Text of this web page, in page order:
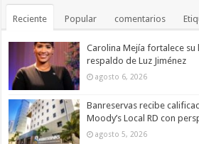
Reciente Popular comentarios
Carolina Mejía fortalece su
respaldo de Luz Jiménez
agosto 6, 2026
Banreservas recibe
Moody’s Local RD con
agosto 5, 2026